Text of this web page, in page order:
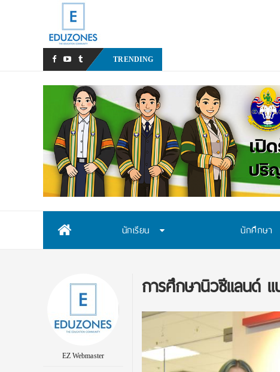
TRENDING
นักเรียน นักศึกษา
EZ Webmaster
การศึกษานิวซีแลนด์